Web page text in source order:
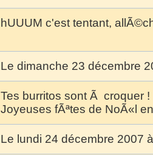
hUUUM c'est tentant,
Le dimanche 23 décembre
Tes burritos sont Ã croquer !
Joyeuses fÃªtes de NoÃ«l
Le lundi 24 décembre 2007